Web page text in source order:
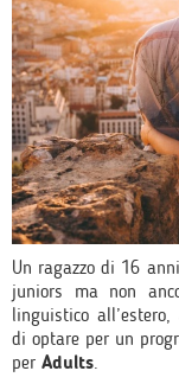
Un ragazzo di 16
juniors ma non
linguistico
di optare per un
per Adults.